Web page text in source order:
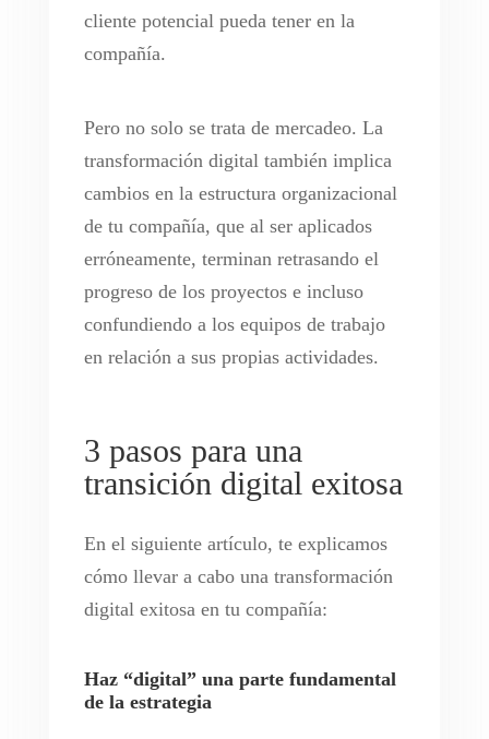
cliente potencial pueda tener en la
compañía.
Pero no solo se trata de mercadeo. La
transformación digital también implica
cambios en la estructura organizacional
de tu compañía, que al ser aplicados
erróneamente, terminan retrasando el
progreso de los proyectos e incluso
confundiendo a los equipos de trabajo
en relación a sus propias actividades.
3 pasos para una
transición digital exitosa
En el siguiente artículo, te explicamos
cómo llevar a cabo una transformación
digital exitosa en tu compañía:
Haz “digital” una parte fundamental
de la estrategia